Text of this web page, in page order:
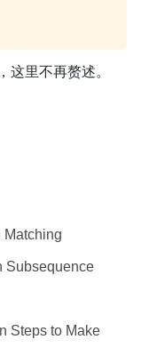
里不再赘述。
Matching
Subsequence
Steps to Make